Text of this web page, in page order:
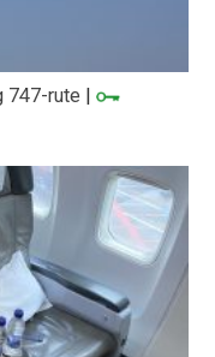
747-rute |